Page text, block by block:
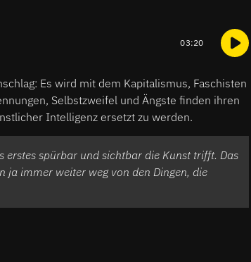
03:20
Es wird mit dem Kapitalismus, Faschisten
Selbstzweifel und Ängste finden ihren
Intelligenz ersetzt zu werden.
erstes spürbar und sichtbar die Kunst trifft. Das
ja immer weiter weg von den Dingen, die